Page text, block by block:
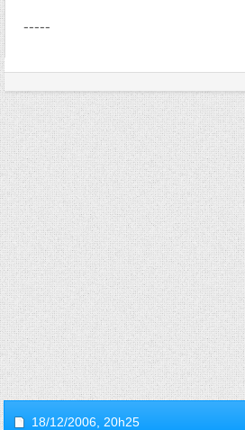
-----
18/12/2006, 20h25